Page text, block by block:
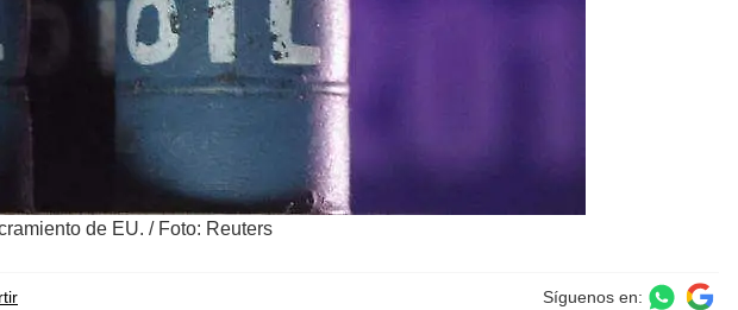
de EU. / Foto: Reuters
Síguenos en: